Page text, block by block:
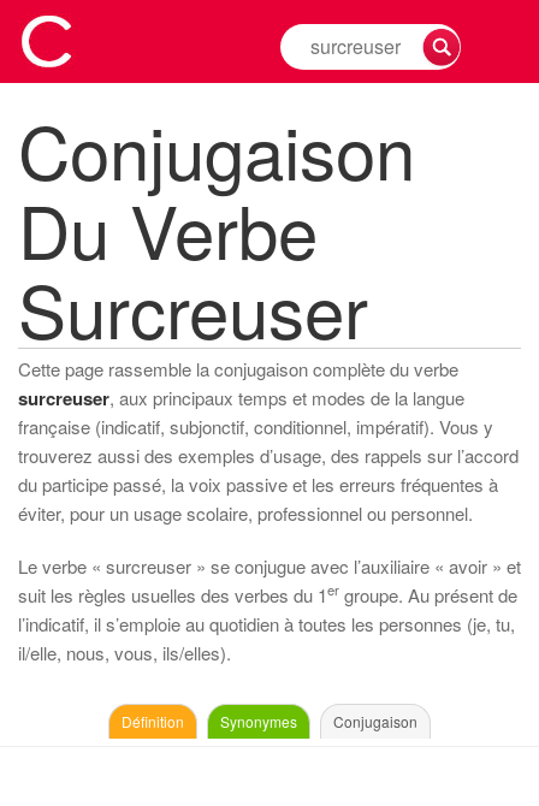
Rechercher
la
d'un
verbe
Conjugaison
Du Verbe
Surcreuser
Cette page rassemble la conjugaison complète du verbe
surcreuser, aux principaux temps et modes de la langue
française (indicatif, subjonctif, conditionnel, impératif). Vous y
trouverez aussi des exemples d’usage, des rappels sur l’accord
du participe passé, la voix passive et les erreurs fréquentes à
éviter, pour un usage scolaire, professionnel ou personnel.
Le verbe « surcreuser » se conjugue avec l’auxiliaire « avoir » et
suit les règles usuelles des verbes du 1er groupe. Au présent de
l’indicatif, il s’emploie au quotidien à toutes les personnes (je, tu,
il/elle, nous, vous, ils/elles).
Définition Synonymes Conjugaison